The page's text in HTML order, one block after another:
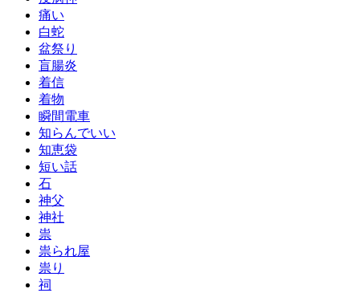
痛い
白蛇
盆祭り
盲腸炎
着信
着物
瞬間電車
知らんでいい
知恵袋
短い話
石
神父
神社
祟
祟られ屋
祟り
祠